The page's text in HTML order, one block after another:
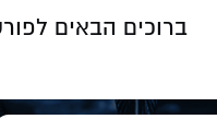
ברוכים הבאים